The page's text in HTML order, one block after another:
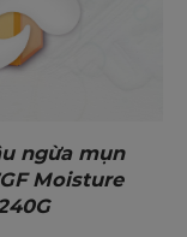
ngừa mụn
Moisture